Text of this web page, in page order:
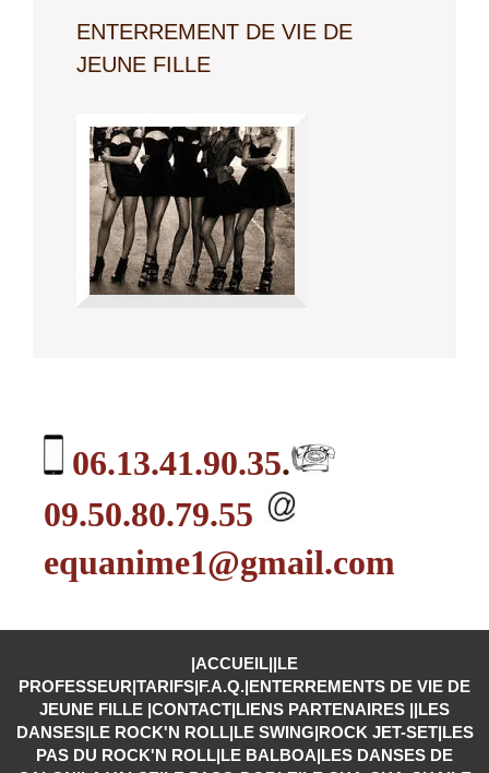
ENTERREMENT DE VIE DE
JEUNE FILLE
06.13.41.90.35.
09.50.80.79.55
equanime1@gmail.com
|ACCUEIL||LE
PROFESSEUR|TARIFS|F.A.Q.|ENTERREMENTS DE VIE DE
JEUNE FILLE |CONTACT|LIENS PARTENAIRES ||LES
DANSES|LE ROCK'N ROLL|LE SWING|ROCK JET-SET|LES
PAS DU ROCK'N ROLL|LE BALBOA|LES DANSES DE